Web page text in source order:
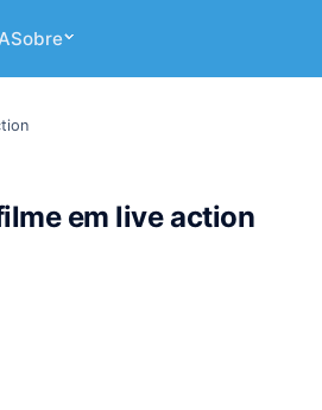
Sobre
em live action